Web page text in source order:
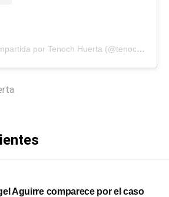
Una publicación compartida por Tenoch Huerta (@tenochhuerta)
Aguirre comparece por el caso